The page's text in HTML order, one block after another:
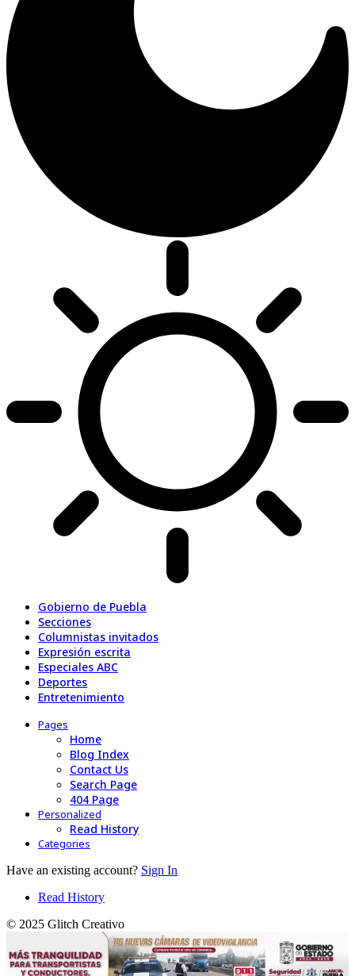
Gobierno de Puebla
Secciones
Columnistas invitados
Expresión escrita
Especiales ABC
Deportes
Entretenimiento
Pages
Home
Blog Index
Contact Us
Search Page
404 Page
Personalized
Read History
Categories
Have an existing account? Sign In
Read History
© 2025 Glitch Creativo